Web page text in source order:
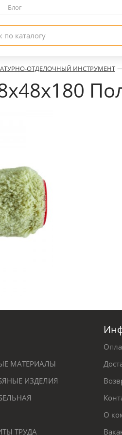
Блог
ОТДЕЛОЧНЫЙ ИНСТРУМЕНТ
МАТЕРИАЛЫ
ИЗДЕЛИЯ
ТРУДА
О